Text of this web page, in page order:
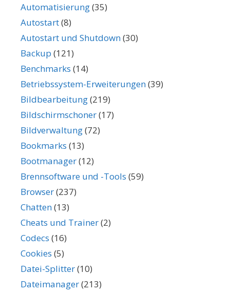
Automatisierung(35)
Autostart(8)
Autostart und Shutdown(30)
Backup (121)
Benchmarks (14)
Betriebssystem-Erweiterungen(39)
Bildbearbeitung(219)
Bildschirmschoner(17)
Bildverwaltung(72)
Bookmarks (13)
Bootmanager(12)
Brennsoftware und -Tools (59)
Browser(237)
Chatten(13)
Cheats und Trainer(2)
Codecs (16)
Cookies (5)
Datei-Splitter(10)
Dateimanager(213)